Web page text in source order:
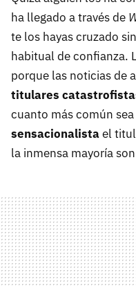
ha llegado a través de
te los hayas cruzado
habitual de confianza.
porque las noticias de
titulares
cuanto más común
sensacionalistael
la inmensa mayoría